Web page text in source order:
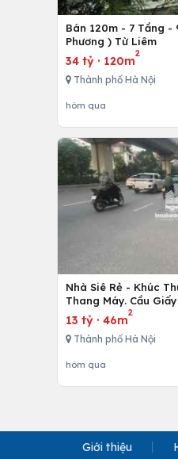
Bán 120m - 7 Tầng -
Phương ) Từ Liêm
34 tỷ · 120m
2
Thành phố Hà Nội
hôm qua
Nhà Siê Rẻ - Khúc
Thang Máy. Cầu Giấy
13 tỷ · 46m
2
Thành phố Hà Nội
hôm qua
Giới thiệu